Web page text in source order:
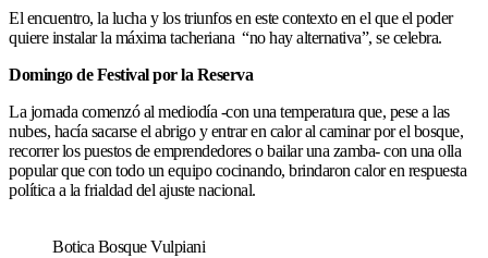
El encuentro, la lucha y los triunfos en este contexto en el que el poder
quiere instalar la máxima tacheriana “no hay alternativa”, se celebra.
Domingo de Festival por la Reserva
La jornada comenzó al mediodía -con una temperatura que, pese a las
nubes, hacía sacarse el abrigo y entrar en calor al caminar por el bosque,
recorrer los puestos de emprendedores o bailar una zamba- con una olla
popular que con todo un equipo cocinando, brindaron calor en respuesta
política a la frialdad del ajuste nacional.
Botica Bosque Vulpiani